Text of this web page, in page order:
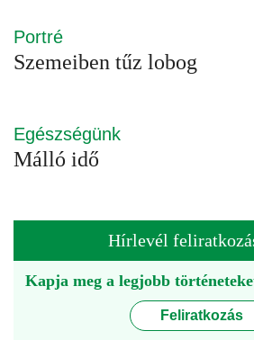
Portré
Szemeiben tűz lobog
Egészségünk
Málló idő
Hírlevél
Kapja meg a legjobb
Feliratkozás